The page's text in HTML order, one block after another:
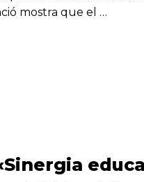
mostra que el …